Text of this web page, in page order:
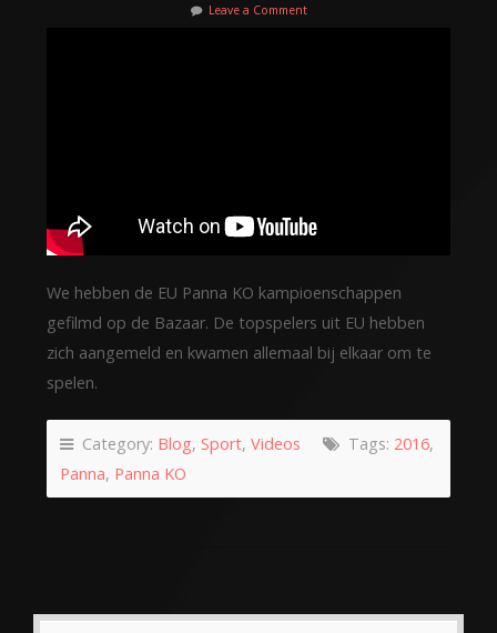
Leave a Comment
We hebben de EU Panna KO kampioenschappen
gefilmd op de Bazaar. De topspelers uit EU hebben
zich aangemeld en kwamen allemaal bij elkaar om te
spelen.
Category: Blog, Sport, Videos Tags: 2016,
Panna, Panna KO